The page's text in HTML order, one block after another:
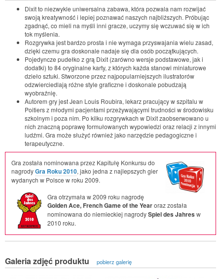
Dixit to niezwykle uniwersalna zabawa, która pozwala nam rozwijać
swoją kreatywność i lepiej poznawać naszych najbliższych. Próbując
zgadnąć, co mieli na myśli inni gracze, uczymy się wczuwać się w ich
tok myślenia.
Rozgrywka jest bardzo prosta i nie wymaga przyswajania wielu zasad,
dzięki czemu gra doskonale nadaje się dla osób początkujących.
Pojedyncze pudełko z grą Dixit (zarówno wersje podstawowe, jak i
dodatki) to 84 oryginalne karty, z których każda stanowi miniaturowe
dzieło sztuki. Stworzone przez najpopularniejszych ilustratorów
odzwierciedlają różne style graficzne i doskonale pobudzają
wyobraźnię.
Autorem gry jest Jean Louis Roubira, lekarz pracujący w szpitalu w
Poitiers z młodymi pacjentami przeżywającymi trudności w środowisku
szkolnym i poza nim. Po kilku rozgrywkach w Dixit zaobserwowano u
nich znaczną poprawę formułowanych wypowiedzi oraz relacji z innymi
ludźmi. Gra może służyć również jako narzędzie pedagogiczne i
terapeutyczne.
Gra została nominowana przez Kapitułę Konkursu do
nagrodyGra Roku 2010, jako jedna z najlepszych gier
wydanych w Polsce w roku 2009.
Gra otrzymała w 2009 roku nagrodę
Golden Ace, French Game of the Yearoraz została
nominowana do niemieckiej nagrodySpiel des Jahres w
2010 roku.
Galeria zdjęć produktu pobierz galerię